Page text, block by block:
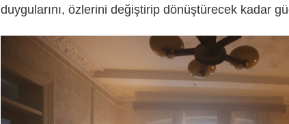
duygularını, özlerini değiştirip dönüştürecek kadar